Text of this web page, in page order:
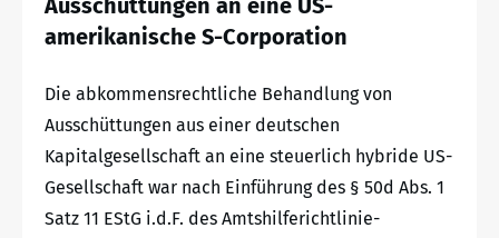
Ausschüttungen an eine US-
amerikanische S-Corporation
Die abkommensrechtliche Behandlung von
Ausschüttungen aus einer deutschen
Kapitalgesellschaft an eine steuerlich hybride US-
Gesellschaft war nach Einführung des § 50d Abs. 1
Satz 11 EStG i.d.F. des Amtshilferichtlinie-